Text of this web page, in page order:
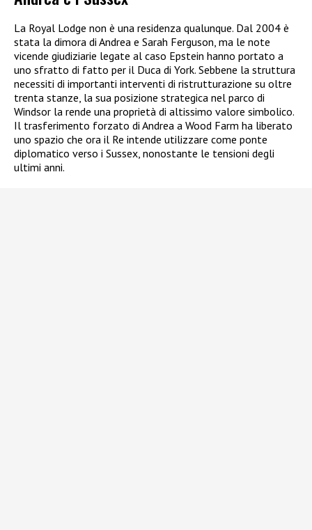
La Royal Lodge non è una residenza qualunque. Dal 2004 è
stata la dimora di Andrea e Sarah Ferguson, ma le note
vicende giudiziarie legate al caso Epstein hanno portato a
uno sfratto di fatto per il Duca di York. Sebbene la struttura
necessiti di importanti interventi di ristrutturazione su oltre
trenta stanze, la sua posizione strategica nel parco di
Windsor la rende una proprietà di altissimo valore simbolico.
Il trasferimento forzato di Andrea a Wood Farm ha liberato
uno spazio che ora il Re intende utilizzare come ponte
diplomatico verso i Sussex, nonostante le tensioni degli
ultimi anni.